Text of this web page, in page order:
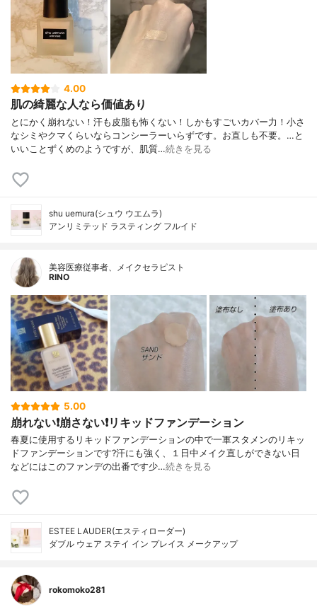
4.00
肌の綺麗な人なら価値あり
とにかく崩れない！汗も皮脂も怖くない！しかもすごいカバー力！小さ
なシミやクマくらいならコンシーラーいらずです。お直しも不要。…と
いいことずくめのようですが、肌質…続きを見る
shu uemura(シュウ ウエムラ)
アンリミテッド ラスティング フルイド
美容医療従事者、メイクセラピスト
RINO
5.00
崩れない❗️崩さない❗️リキッドファンデーション
春夏に使用するリキッドファンデーションの中で一軍スタメンのリキッ
ドファンデーションです?汗にも強く、１日中メイク直しができない日
などにはこのファンデの出番です少…続きを見る
ESTEE LAUDER(エスティローダー)
ダブル ウェア ステイ イン プレイス メークアップ
rokomoko281